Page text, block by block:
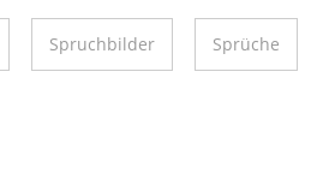
Spruchbilder Sprüche